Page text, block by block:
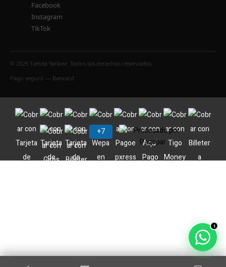
1
Facebook
Instagram
TikTok
© 2025 Tienda Yankee. Todos los derechos reservados.
Pago seguro — Bancard